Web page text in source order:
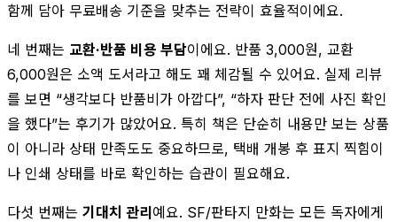
함께 담아 무료배송 기준을 맞추는 전략이 효율적이에요.
네 번째는 교환·반품 비용 부담이에요. 반품 3,000원, 교환
6,000원은 소액 도서라고 해도 꽤 체감될 수 있어요. 실제 리뷰
를 보면 “생각보다 반품비가 아깝다”, “하자 판단 전에 사진 확인
을 했다”는 후기가 많았어요. 특히 책은 단순히 내용만 보는 상품
이 아니라 상태 만족도도 중요하므로, 택배 개봉 후 표지 찍힘이
나 인쇄 상태를 바로 확인하는 습관이 필요해요.
다섯 번째는 기대치 관리예요. SF/판타지 만화는 모든 독자에게